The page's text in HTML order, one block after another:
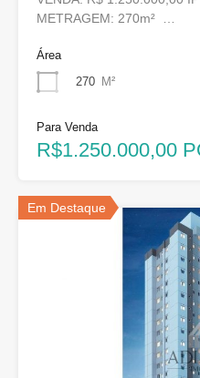
METRAGEM: 270m² …
Área
270 M²
Para Venda
R$1.250.000,00
Em Destaque